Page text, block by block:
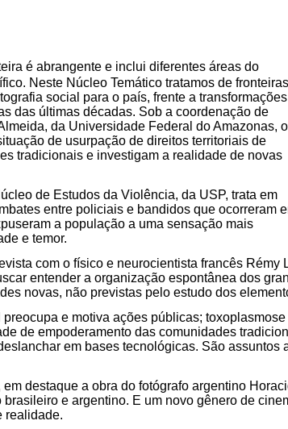
é abrangente e inclui diferentes áreas do
Neste Núcleo Temático tratamos de fronteiras
social para o país, frente a transformações
das últimas décadas. Sob a coordenação de
da Universidade Federal do Amazonas,
de usurpação de direitos territoriais de
tradicionais e investigam a realidade de novas
de Estudos da Violência, da USP, trata em
entre policiais e bandidos que ocorreram
a população a uma sensação mais
e temor.
com o físico e neurocientista francês Rémy
entender a organização espontânea dos
novas, não previstas pelo estudo dos
e motiva ações públicas;
de empoderamento das comunidades
em bases tecnológicas. São assuntos
destaque a obra do fotógrafo argentino
brasileiro e argentino. E um novo gênero de
realidade.